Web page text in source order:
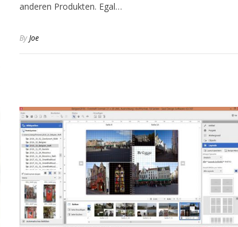
anderen Produkten. Egal…
ByJoe